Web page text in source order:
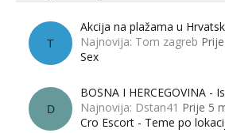
T
Akcija na plažama u
Najnovija: Tom zagreb
Sex
D
BOSNA I HERCEGOVINA -
Najnovija: Dstan41 Prije 5
Cro Escort - Teme po